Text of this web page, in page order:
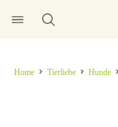
Home Tierliebe Hunde